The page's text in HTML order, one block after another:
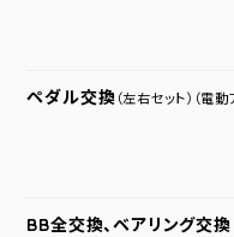
ペダル交換 （左右セット） （電動
BB全交換、ベアリング交換